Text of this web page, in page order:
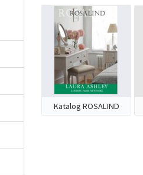
Katalog ROSALIND